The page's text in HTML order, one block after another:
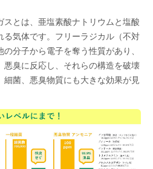
とは、亜塩素酸ナトリウムと塩酸
る気体です。フリーラジカル（不対
分子から電子を奪う性質があり、
悪臭に反応し、それらの構造を破壊
細菌、悪臭物質にも大きな効果が見